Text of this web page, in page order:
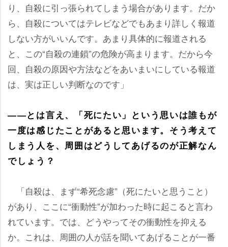
り、自殺に引っ張られてしまう場合があります。だか
ら、自殺についてはテレビなどでもあまり詳しく報道
しない方がいいんです。あまり具体的に報道される
と、この“自殺の連鎖”の危険が高まります。だから今
回、自殺の原因や方法などをあいまいにしている報道
は、実は正しい判断なのです」
――とは言え、「死にたい」という思いは誰もが
一度は感じたことがあると思います。そう考えて
しまう人を、周囲はどうしてあげるのが正解なん
でしょう？
「自殺は、まず“希死念慮”（死にたいと思うこと）
があり、ここに“衝動性”が加わった時に起こると言わ
れています。では、どうやってその衝動性を抑える
か。これは、周囲の人が話を聞いてあげることが一番